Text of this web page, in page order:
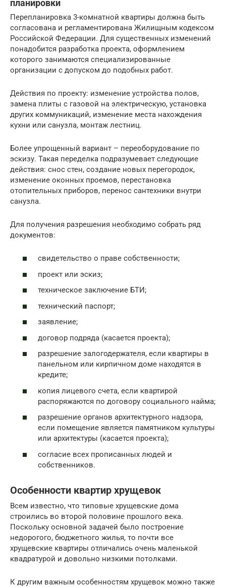
планировки
Перепланировка 3-комнатной квартиры должна быть
согласована и регламентирована Жилищным кодексом
Российской Федерации. Для существенных изменений
понадобится разработка проекта, оформлением
которого занимаются специализированные
организации с допуском до подобных работ.
Действия по проекту: изменение устройства полов,
замена плиты с газовой на электрическую, установка
других коммуникаций, изменение места нахождения
кухни или санузла, монтаж лестниц.
Более упрощенный вариант – переоборудование по
эскизу. Такая переделка подразумевает следующие
действия: снос стен, создание новых перегородок,
изменение оконных проемов, перестановка
отопительных приборов, перенос сантехники внутри
санузла.
Для получения разрешения необходимо собрать ряд
документов:
свидетельство о праве собственности;
проект или эскиз;
техническое заключение БТИ;
технический паспорт;
заявление;
договор подряда (касается проекта);
разрешение залогодержателя, если квартиры в
панельном или кирпичном доме находятся в
кредите;
копия лицевого счета, если квартирой
распоряжаются по договору социального найма;
разрешение органов архитектурного надзора,
если помещение является памятником культуры
или архитектуры (касается проекта);
согласие всех прописанных людей и
собственников.
Особенности квартир хрущевок
Всем известно, что типовые хрущевские дома
строились во второй половине прошлого века.
Поскольку основной задачей было построение
недорогого, бюджетного жилья, то почти все
хрущевские квартиры отличались очень маленькой
квадратурой и довольно низкими потолками.
К другим важным особенностям хрущевок можно также